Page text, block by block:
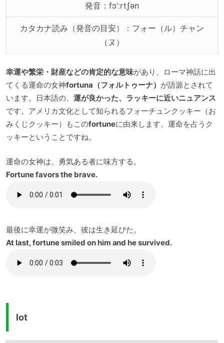
発音：fɔ’ːrtʃən
カタカナ読み（発音の目安）：フォー（ル）チャン
（ヌ）
幸運や繁栄・財産などの肯定的な意味があり、ローマ神話に出
てくる運命の女神fortuna（フォルトゥーナ） が語源とされて
います。日本語の、 運が良かった、ラッキーに近いニュアンス
です。アメリカ文化として知られるフォーチュンクッキー（お
みくじクッキー）もこのfortuneに由来します。運命を占うク
ッキーということですね。
運命の女神は、勇気ある者に味方する。
Fortune favors the brave.
最後に幸運が微笑み、彼は生き延びた。
At last, fortune smiled on him and he survived.
lot